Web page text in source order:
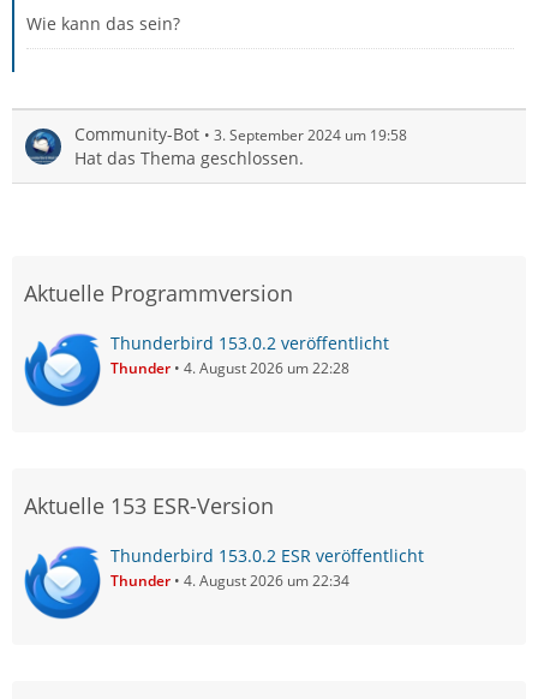
Wie kann das sein?
Community-Bot 3. September 2024 um 19:58
Hat das Thema geschlossen.
Aktuelle Programmversion
Thunderbird 153.0.2 veröffentlicht
Thunder 4. August 2026 um 22:28
Aktuelle 153 ESR-Version
Thunderbird 153.0.2 ESR veröffentlicht
Thunder 4. August 2026 um 22:34